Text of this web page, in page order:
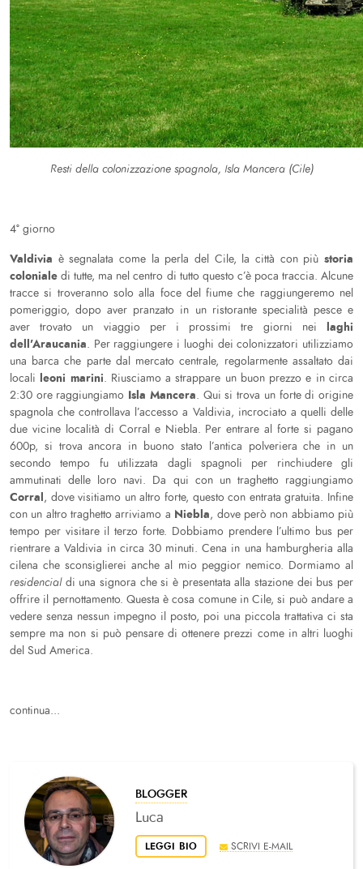
Resti della colonizzazione spagnola, Isla Mancera (Cile)
4° giorno
Valdivia è segnalata come la perla del Cile, la città con piùstoria
coloniale di tutte, ma nel centro di tutto questo c’è poca traccia. Alcune
tracce si troveranno solo alla foce del fiume che raggiungeremo nel
pomeriggio, dopo aver pranzato in un ristorante specialità pesce e
aver trovato un viaggio per i prossimi tre giorni nei laghi
dell’Araucania. Per raggiungere i luoghi dei colonizzatori utilizziamo
una barca che parte dal mercato centrale, regolarmente assaltato dai
localileoni marini. Riusciamo a strappare un buon prezzo e in circa
2:30 ore raggiungiamo Isla Mancera. Qui si trova un forte di origine
spagnola che controllava l’accesso a Valdivia, incrociato a quelli delle
due vicine località di Corral e Niebla. Per entrare al forte si pagano
600p, si trova ancora in buono stato l’antica polveriera che in un
secondo tempo fu utilizzata dagli spagnoli per rinchiudere gli
ammutinati delle loro navi. Da qui con un traghetto raggiungiamo
Corral, dove visitiamo un altro forte, questo con entrata gratuita. Infine
con un altro traghetto arriviamo a Niebla, dove però non abbiamo più
tempo per visitare il terzo forte. Dobbiamo prendere l’ultimo bus per
rientrare a Valdivia in circa 30 minuti. Cena in una hamburgheria alla
cilena che sconsiglierei anche al mio peggior nemico. Dormiamo al
residencial di una signora che si è presentata alla stazione dei bus per
offrire il pernottamento. Questa è cosa comune in Cile, si può andare a
vedere senza nessun impegno il posto, poi una piccola trattativa ci sta
sempre ma non si può pensare di ottenere prezzi come in altri luoghi
del Sud America.
continua...
BLOGGER
Luca
SCRIVI E-MAIL
LEGGI BIO